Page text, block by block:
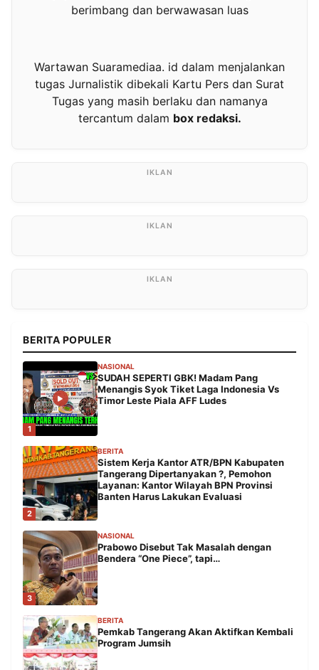
berimbang dan berwawasan luas
Wartawan Suaramediaa. id dalam menjalankan
tugas Jurnalistik dibekali Kartu Pers dan Surat
Tugas yang masih berlaku dan namanya
tercantum dalam box redaksi.
BERITA POPULER
1
NASIONAL
SUDAH SEPERTI GBK! Madam Pang
Menangis Syok Tiket Laga Indonesia Vs
Timor Leste Piala AFF Ludes
2
BERITA
Sistem Kerja Kantor ATR/BPN Kabupaten
Tangerang Dipertanyakan ?, Pemohon
Layanan: Kantor Wilayah BPN Provinsi
Banten Harus Lakukan Evaluasi
3
NASIONAL
Prabowo Disebut Tak Masalah dengan
Bendera “One Piece”, tapi…
BERITA
Pemkab Tangerang Akan Aktifkan Kembali
Program Jumsih